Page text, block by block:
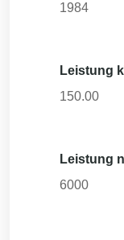
1984
Leistung
150.00
Leistung n
6000